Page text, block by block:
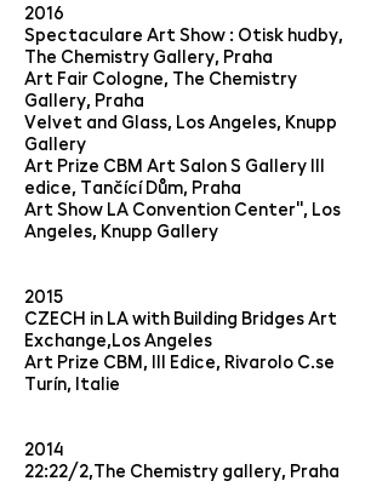
2016
Spectaculare Art Show : Otisk hudby,
The Chemistry Gallery, Praha
Art Fair Cologne, The Chemistry
Gallery, Praha
Velvet and Glass, Los Angeles, Knupp
Gallery
Art Prize CBM Art Salon S Gallery III
edice, Tančící Dům, Praha
Art Show LA Convention Center", Los
Angeles, Knupp Gallery
2015
CZECH in LA with Building Bridges Art
Exchange,Los Angeles
Art Prize CBM, III Edice, Rivarolo C.se
Turín, Italie
2014
22:22/2,The Chemistry gallery, Praha